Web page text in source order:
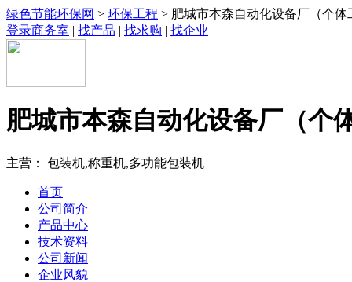
绿色节能环保网 > 环保工程 > 肥城市本森自动化设备厂（个体
登录商务室 | 找产品 | 找求购 | 找企业
肥城市本森自动化设备厂（个
主营： 包装机,称重机,多功能包装机
首页
公司简介
产品中心
技术资料
公司新闻
企业风貌